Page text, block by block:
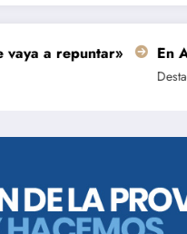
En Alejandro,
Política